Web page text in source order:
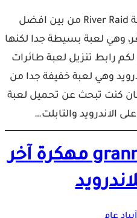
لعبة قتال الطائرات القديمة River Raid من بين افضل
وهي لعبة بسيطة جدا لكنها
رابط تنزيل لعبة طائرات
وهي لعبة خفيفة جدا من
كنت تبحث عن تحميل لعبة
الاندرويد والتابلت…
تحميل لعبة granny 4 مهكرة آخر